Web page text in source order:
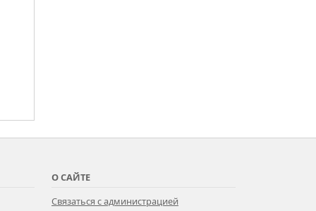
О САЙТЕ
Связаться с администрацией